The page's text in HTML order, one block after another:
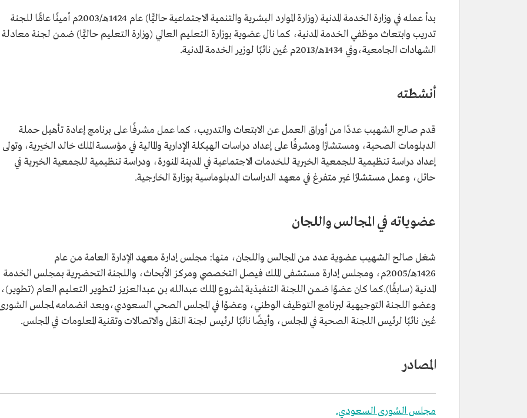
بدأ عمله في وزارة الخدمة المدنية (وزارة الموارد البشرية والتنمية الاجتماعية حاليًّا) عام 1424هـ/2003م أمينًا عامًّا للجنة
تدريب وابتعاث موظفي الخدمة المدنية، كما نال عضوية بوزارة التعليم العالي (وزارة التعليم حاليًّا) ضمن لجنة معادلة
الشهادات الجامعية،وفي 1434هـ/2013م عُين نائبًا لوزير الخدمة المدنية.
أنشطته
قدم صالح الشهيب عددًا من أوراق العمل عن الابتعاث والتدريب، كما عمل مشرفًا على برنامج إعادة تأهيل حملة
الدبلومات الصحية، ومستشارًا ومشرفًا على إعداد دراسات الهيكلة الإدارية والمالية في مؤسسة الملك خالد الخيرية، وتولى
إعداد دراسة تنظيمية للجمعية الخيرية للخدمات الاجتماعية في المدينة المنورة، ودراسة تنظيمية للجمعية الخيرية في
حائل، وعمل مستشارًا غير متفرغ في معهد الدراسات الدبلوماسية بوزارة الخارجية.
عضوياته في المجالس واللجان
شغل صالح الشهيب عضوية عدد من المجالس واللجان، منها: مجلس إدارة معهد الإدارة العامة من عام
1426هـ/2005م، ومجلس إدارة مستشفى الملك فيصل التخصصي ومركز الأبحاث، واللجنة التحضيرية بمجلس الخدمة
المدنية (سابقًا).كما كان عضوًا ضمن اللجنة التنفيذية لمشروع الملك عبدالله بن عبدالعزيز لتطوير التعليم العام (تطوير)،
وعضو اللجنة التوجيهية لبرنامج التوظيف الوطني، وعضوًا في المجلس الصحي السعودي،وبعد انضمامه لمجلس
عُين نائبًا لرئيس اللجنة الصحية في المجلس، وأيضًا نائبًا لرئيس لجنة النقل والاتصالات وتقنية المعلومات في المجلس.
المصادر
مجلس الشورى السعودي.